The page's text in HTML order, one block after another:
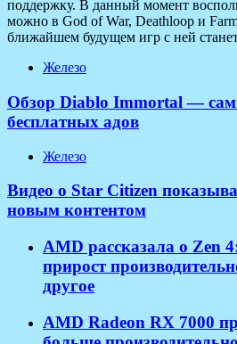
поддержку. В данный момент
можно в God of War, Deathloop и
ближайшем будущем игр с ней
Железо
Обзор Diablo Immortal —
бесплатных адов
Железо
Видео о Star Citizen
новым контентом
AMD рассказала о Zen
прирост
другое
AMD Radeon RX 7000